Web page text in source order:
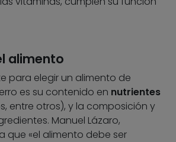
alimento
para elegir un alimento de
es su contenido en nutrientes
entre otros), y la composición y
Manuel Lázaro,
que «el alimento debe ser